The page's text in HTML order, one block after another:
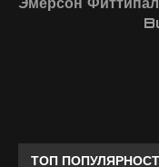
ТОП